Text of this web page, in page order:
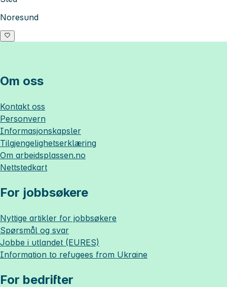
Noresund
Om oss
Kontakt oss
Personvern
Informasjonskapsler
Tilgjengelighetserklæring
Om arbeidsplassen.no
Nettstedkart
For jobbsøkere
Nyttige artikler for jobbsøkere
Spørsmål og svar
Jobbe i utlandet (EURES)
Information to refugees from Ukraine
For bedrifter